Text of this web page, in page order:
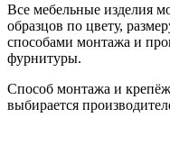
Все мебельные изделия
образцов по цвету,
способами монтажа и
фурнитуры.
Способ монтажа и
выбирается